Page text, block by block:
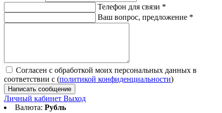
Телефон для связи *
Ваш вопрос, предложение *
Согласен с обработкой моих персональных данных в
соответствии с (политикой конфиденциальности)
Написать сообщение
Личный кабинет Выход
Валюта: Рубль